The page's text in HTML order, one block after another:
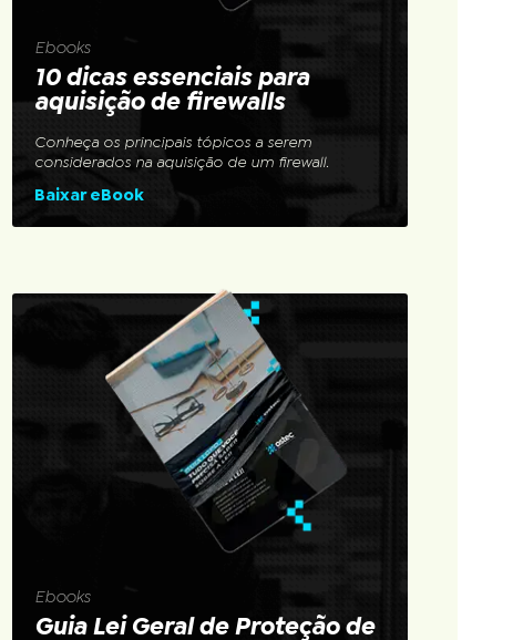
Ebooks
10 dicas essenciais para
aquisição de firewalls
Conheça os principais tópicos a serem
considerados na aquisição de um firewall.
Baixar eBook
Ebooks
Guia Lei Geral de Proteção de